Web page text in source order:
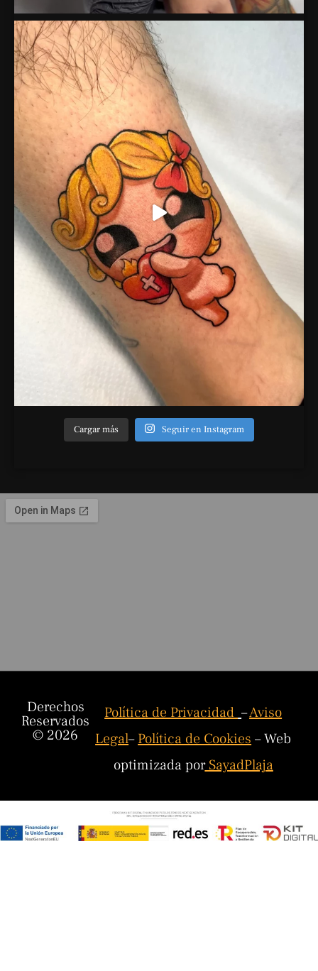
Cargar más Seguir en Instagram
Derechos
Reservados
© 2026
Política de Privacidad–Aviso
Legal–Política de Cookies– Web
optimizada porSayadPlaja